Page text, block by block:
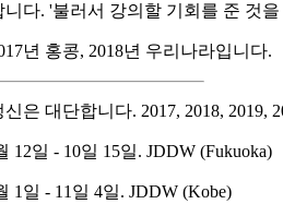
다. '불러서 강의할 기회를 준 것
년 홍콩, 2018년 우리나라입니다.
은 대단합니다. 2017, 2018,
12일 - 10일 15일. JDDW (Fukuoka)
1일 - 11일 4일. JDDW (Kobe)